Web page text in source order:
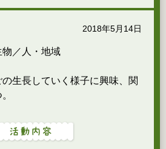
2018年5月14日
物／人・地域
の生長していく様子に興味、関